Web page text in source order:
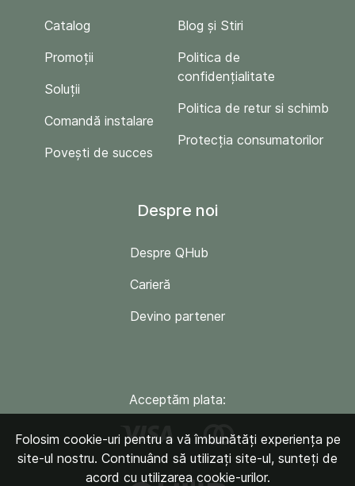
Catalog
Promoții
Soluții
Comandă instalare
Povești de succes
Blog și Stiri
Politica de
confidențialitate
Politica de retur si schimb
Protecția consumatorilor
Despre noi
Despre QHub
Carieră
Devino partener
Acceptăm plata:
Folosim cookie-uri pentru a vă îmbunătăți experiența pe
site-ul nostru. Continuând să utilizați site-ul, sunteți de
acord cu utilizarea cookie-urilor.